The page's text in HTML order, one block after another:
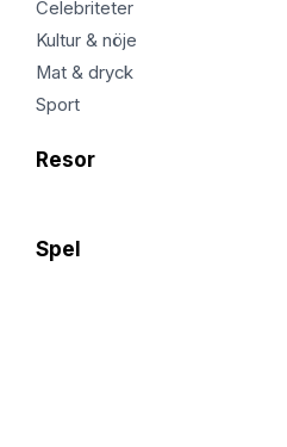
Celebriteter
Kultur & nöje
Mat & dryck
Sport
Resor
Spel